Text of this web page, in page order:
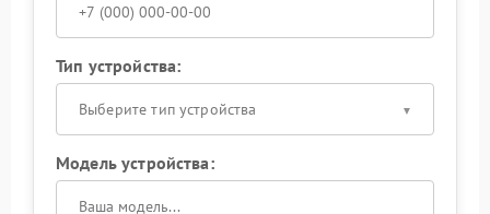
Тип устройства:
Выберите тип устройства
Модель устройства: